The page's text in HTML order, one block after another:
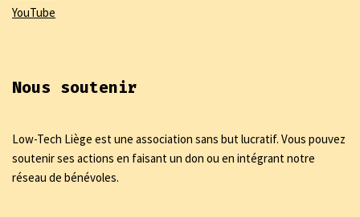
YouTube
Nous soutenir
Low-Tech Liège est une association sans but lucratif. Vous pouvez
soutenir ses actions en faisant un don ou en intégrant notre
réseau de bénévoles.